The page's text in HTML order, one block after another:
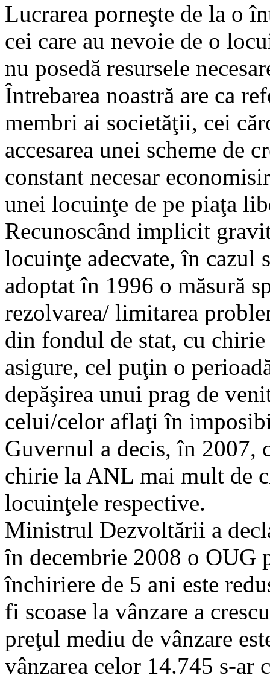
Lucrarea porneşte de la o
cei care au nevoie de o
nu posedă resursele
Întrebarea noastră are ca
membri ai societăţii, cei
accesarea unei scheme de
constant necesar
unei locuinţe de pe piaţa
Recunoscând implicit
locuinţe adecvate, în cazul
adoptat în 1996 o măsură
rezolvarea/ limitarea
din fondul de stat, cu
asigure, cel puţin o
depăşirea unui prag de
celui/celor aflaţi în
Guvernul a decis, în 2007,
chirie la ANL mai mult de
locuinţele respective.
Ministrul Dezvoltării a
în decembrie 2008 o OUG
închiriere de 5 ani este
fi scoase la vânzare a
preţul mediu de vânzare
vânzarea celor 14.745 s-